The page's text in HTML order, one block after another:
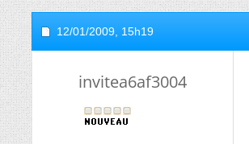
12/01/2009, 15h19
invitea6af3004